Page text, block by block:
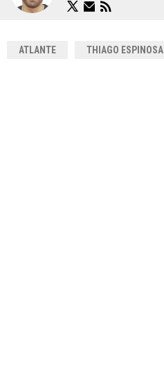
ATLANTE THIAGO ESPINOSA